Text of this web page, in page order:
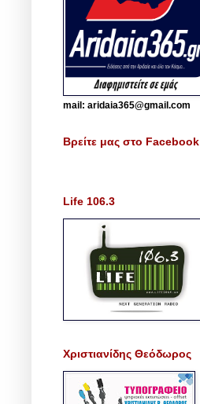
mail: aridaia365@gmail.com
Βρείτε μας στο Facebook
Life 106.3
Χριστιανίδης Θεόδωρος